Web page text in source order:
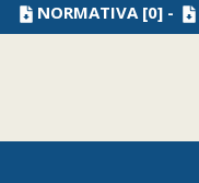
NORMATIVA[0] -